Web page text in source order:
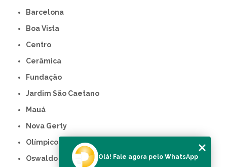
Barcelona
Boa Vista
Centro
Cerâmica
Fundação
Jardim São Caetano
Mauá
Nova Gerty
Olímpico
Oswaldo Cruz
Olá! Fale agora pelo WhatsApp